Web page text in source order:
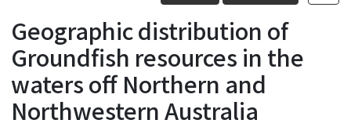
Statistics
Geographic distribution of
Groundfish resources in the
waters off Northern and
Northwestern Australia